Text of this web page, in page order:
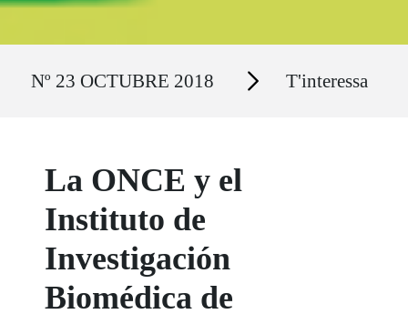
Nº 23 OCTUBRE 2018 Secciones T'interessa
La ONCE y el
Instituto de
Investigación
Biomédica de